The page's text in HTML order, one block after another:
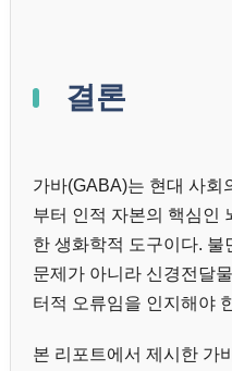
결론
가바(GABA)는 현대 사회
부터 인적 자본의 핵심인
한 생화학적 도구이다. 불
문제가 아니라 신경전달
터적 오류임을 인지해야
본 리포트에서 제시한 가